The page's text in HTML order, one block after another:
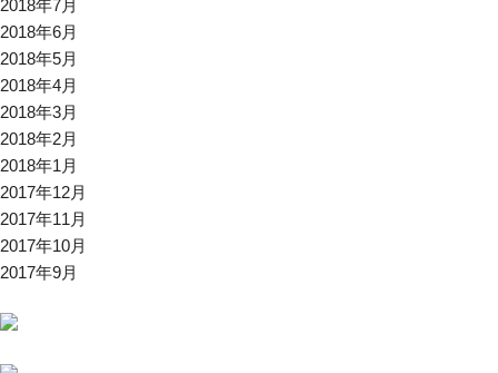
2018年7月
2018年6月
2018年5月
2018年4月
2018年3月
2018年2月
2018年1月
2017年12月
2017年11月
2017年10月
2017年9月